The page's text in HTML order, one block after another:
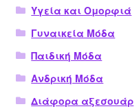
Υγεία και Ομορφιά
Γυναικεία Μόδα
Παιδική Μόδα
Ανδρική Μόδα
Διάφορα αξεσουάρ